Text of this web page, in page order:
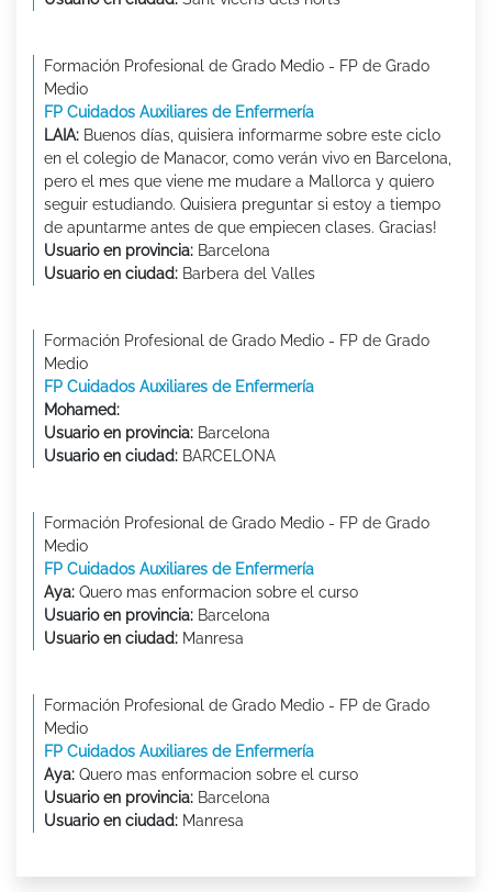
Formación Profesional de Grado Medio - FP de Grado
Medio
FP Cuidados Auxiliares de Enfermería
LAIA: Buenos días, quisiera informarme sobre este ciclo
en el colegio de Manacor, como verán vivo en Barcelona,
pero el mes que viene me mudare a Mallorca y quiero
seguir estudiando. Quisiera preguntar si estoy a tiempo
de apuntarme antes de que empiecen clases. Gracias!
Usuario en provincia: Barcelona
Usuario en ciudad: Barbera del Valles
Formación Profesional de Grado Medio - FP de Grado
Medio
FP Cuidados Auxiliares de Enfermería
Mohamed:
Usuario en provincia: Barcelona
Usuario en ciudad: BARCELONA
Formación Profesional de Grado Medio - FP de Grado
Medio
FP Cuidados Auxiliares de Enfermería
Aya: Quero mas enformacion sobre el curso
Usuario en provincia: Barcelona
Usuario en ciudad: Manresa
Formación Profesional de Grado Medio - FP de Grado
Medio
FP Cuidados Auxiliares de Enfermería
Aya: Quero mas enformacion sobre el curso
Usuario en provincia: Barcelona
Usuario en ciudad: Manresa